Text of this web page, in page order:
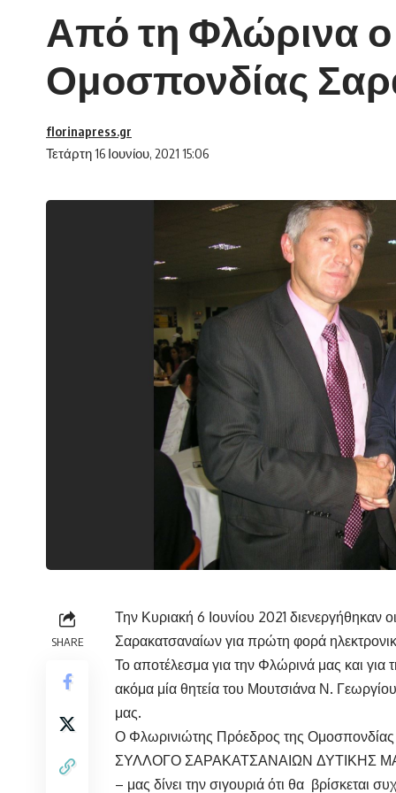
Από τη Φλώρινα ο
Ομοσπονδίας
Τετάρτη 16 Ιουνίου, 2021 15:06
florinapress.gr
SHARE
Την Κυριακή 6 Ιουνίου 2021
Σαρακατσαναίων για πρώτη φορά
Το αποτέλεσμα για την Φλώρινά μας και για
ακόμα μία θητεία του Μουτσιάνα Ν.
μας.
Ο Φλωρινιώτης Πρόεδρος της
ΣΥΛΛΟΓΟ ΣΑΡΑΚΑΤΣΑΝΑΙΩΝ ΔΥΤΙΚΗΣ
– μας δίνει την σιγουριά ότι θα βρίσκεται